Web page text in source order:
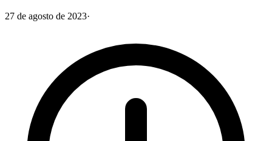
27 de agosto de 2023·